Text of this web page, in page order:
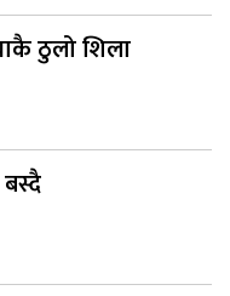
ठुलो शिला